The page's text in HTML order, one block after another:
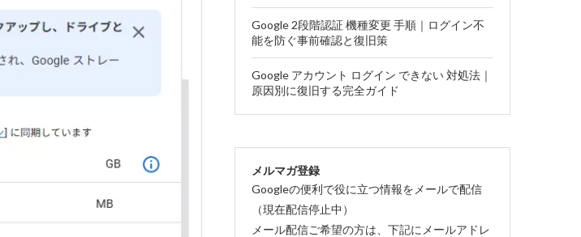
Google 2段階認証 機種変更 手順｜ログイン不
能を防ぐ事前確認と復旧策
Google アカウント ログイン できない 対処法｜
原因別に復旧する完全ガイド
メルマガ登録
Googleの便利で役に立つ情報をメールで配信
（現在配信停止中）
メール配信ご希望の方は、下記にメールアドレ